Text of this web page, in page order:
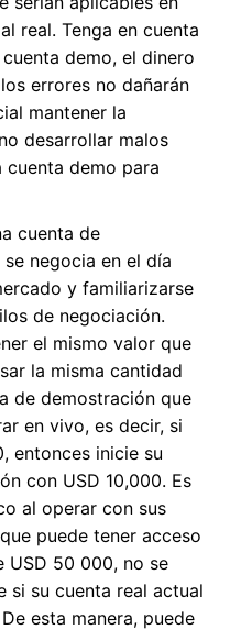
real. Tenga en cuenta
demo, el dinero
errores no dañarán
mantener la
desarrollar malos
demo para
cuenta de
negocia en el día
y familiarizarse
de negociación.
el mismo valor que
la misma cantidad
de demostración que
en vivo, es decir, si
entonces inicie su
con USD 10,000. Es
al operar con sus
puede tener acceso
USD 50 000, no se
si su cuenta real actual
esta manera, puede